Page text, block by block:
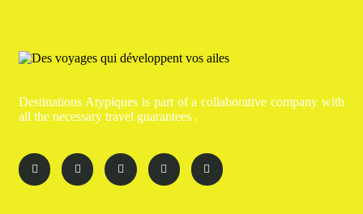
Destinations Atypiques is part of a collaborative company with
all the necessary travel guarantees .